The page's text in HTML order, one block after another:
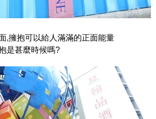
,擁抱可以給人滿滿的正面能量
是甚麼時候嗎?